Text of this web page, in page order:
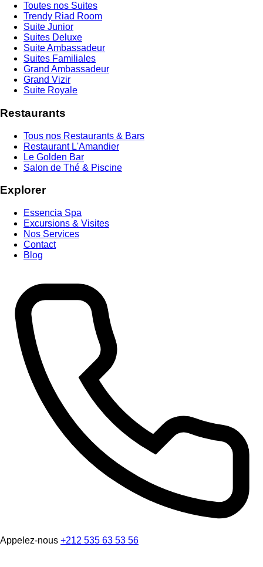
Toutes nos Suites
Trendy Riad Room
Suite Junior
Suites Deluxe
Suite Ambassadeur
Suites Familiales
Grand Ambassadeur
Grand Vizir
Suite Royale
Restaurants
Tous nos Restaurants & Bars
Restaurant L'Amandier
Le Golden Bar
Salon de Thé & Piscine
Explorer
Essencia Spa
Excursions & Visites
Nos Services
Contact
Blog
Appelez-nous +212 535 63 53 56